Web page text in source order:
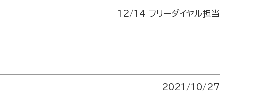
12/14 フリーダイヤル担当
2021/10/27